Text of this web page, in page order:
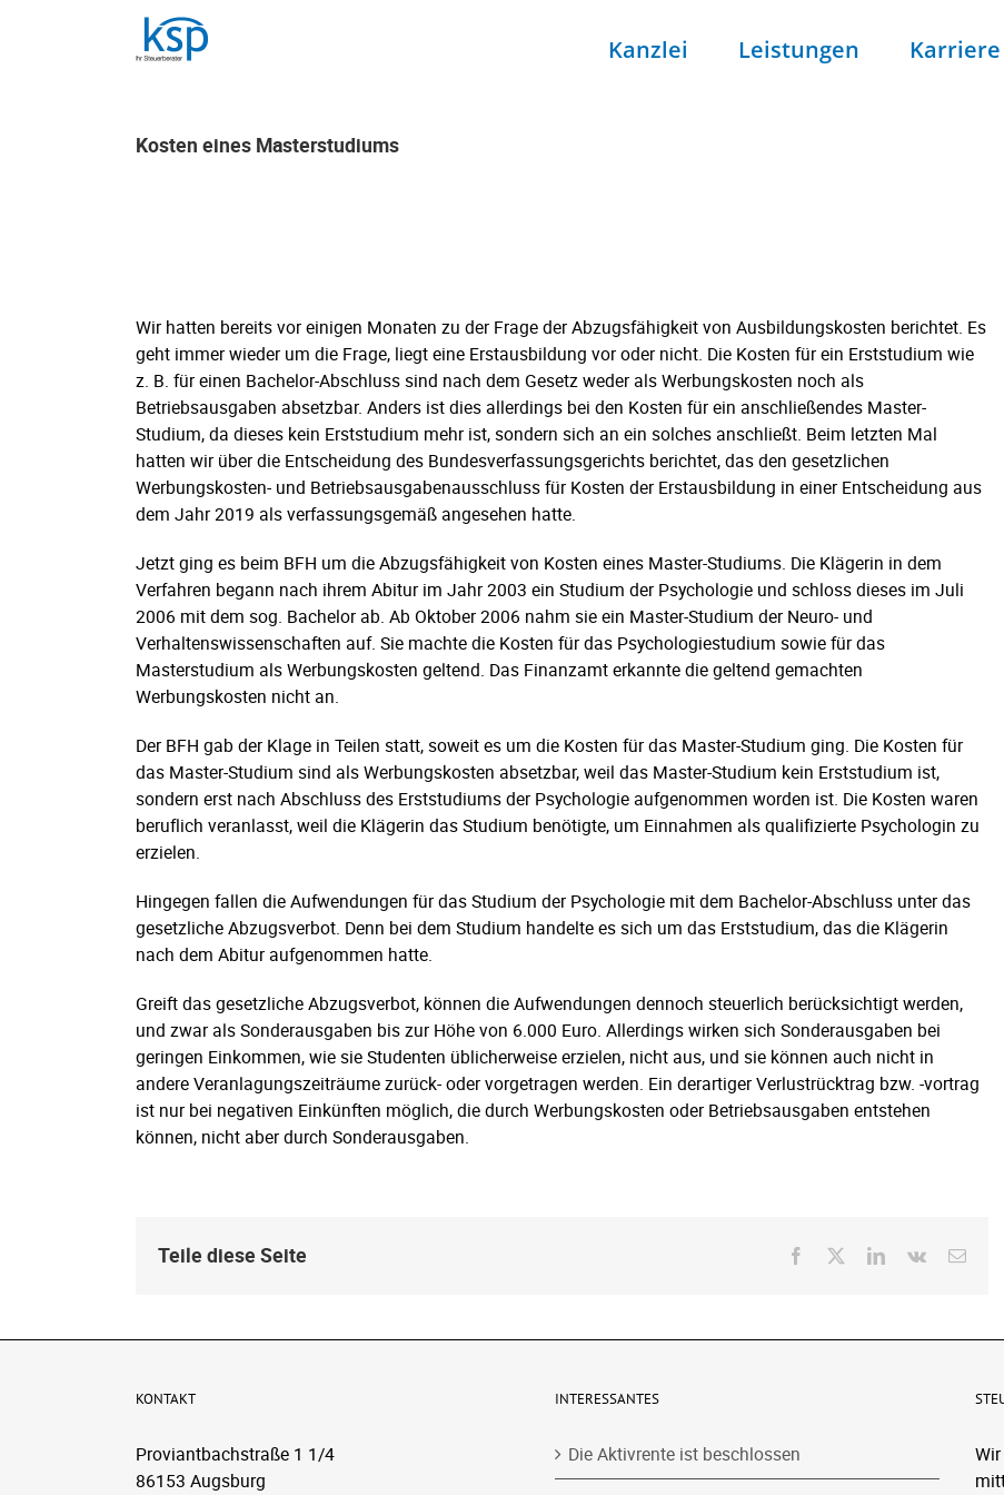
Kanzlei Leistungen Karriere
Kosten eines Masterstudiums
Wir hatten bereits vor einigen Monaten zu der Frage der Abzugsfähigkeit von Ausbildungskosten berichtet. Es
geht immer wieder um die Frage, liegt eine Erstausbildung vor oder nicht. Die Kosten für ein Erststudium wie
z. B. für einen Bachelor-Abschluss sind nach dem Gesetz weder als Werbungskosten noch als
Betriebsausgaben absetzbar. Anders ist dies allerdings bei den Kosten für ein anschließendes Master-
Studium, da dieses kein Erststudium mehr ist, sondern sich an ein solches anschließt. Beim letzten Mal
hatten wir über die Entscheidung des Bundesverfassungsgerichts berichtet, das den gesetzlichen
Werbungskosten- und Betriebsausgabenausschluss für Kosten der Erstausbildung in einer Entscheidung aus
dem Jahr 2019 als verfassungsgemäß angesehen hatte.
Jetzt ging es beim BFH um die Abzugsfähigkeit von Kosten eines Master-Studiums. Die Klägerin in dem
Verfahren begann nach ihrem Abitur im Jahr 2003 ein Studium der Psychologie und schloss dieses im Juli
2006 mit dem sog. Bachelor ab. Ab Oktober 2006 nahm sie ein Master-Studium der Neuro- und
Verhaltenswissenschaften auf. Sie machte die Kosten für das Psychologiestudium sowie für das
Masterstudium als Werbungskosten geltend. Das Finanzamt erkannte die geltend gemachten
Werbungskosten nicht an.
Der BFH gab der Klage in Teilen statt, soweit es um die Kosten für das Master-Studium ging. Die Kosten für
das Master-Studium sind als Werbungskosten absetzbar, weil das Master-Studium kein Erststudium ist,
sondern erst nach Abschluss des Erststudiums der Psychologie aufgenommen worden ist. Die Kosten waren
beruflich veranlasst, weil die Klägerin das Studium benötigte, um Einnahmen als qualifizierte Psychologin zu
erzielen.
Hingegen fallen die Aufwendungen für das Studium der Psychologie mit dem Bachelor-Abschluss unter das
gesetzliche Abzugsverbot. Denn bei dem Studium handelte es sich um das Erststudium, das die Klägerin
nach dem Abitur aufgenommen hatte.
Greift das gesetzliche Abzugsverbot, können die Aufwendungen dennoch steuerlich berücksichtigt werden,
und zwar als Sonderausgaben bis zur Höhe von 6.000 Euro. Allerdings wirken sich Sonderausgaben bei
geringen Einkommen, wie sie Studenten üblicherweise erzielen, nicht aus, und sie können auch nicht in
andere Veranlagungszeiträume zurück- oder vorgetragen werden. Ein derartiger Verlustrücktrag bzw. -vortrag
ist nur bei negativen Einkünften möglich, die durch Werbungskosten oder Betriebsausgaben entstehen
können, nicht aber durch Sonderausgaben.
Teile diese Seite Facebook LinkedIn
Vk
E-
KONTAKT
Proviantbachstraße 1 1/4
86153 Augsburg
INTERESSANTES
Die Aktivrente ist beschlossen